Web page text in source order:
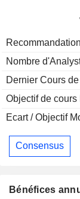
Nombre
Dernier Cours
Objectif de cours
Ecart / Objectif
Consensus
Bénéfices